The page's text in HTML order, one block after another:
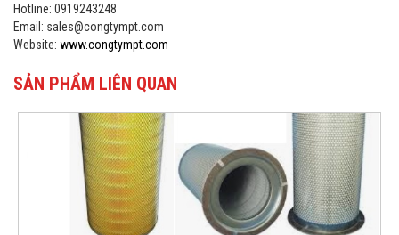
Hotline: 0919243248
Email: sales@congtympt.com
Website: www.congtympt.com
SẢN PHẨM LIÊN QUAN